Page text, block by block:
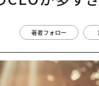
著者フォロー